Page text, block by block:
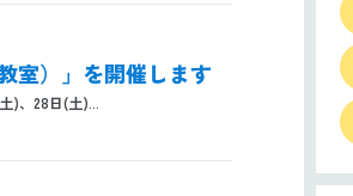
室）」を開催します
28日(土)...